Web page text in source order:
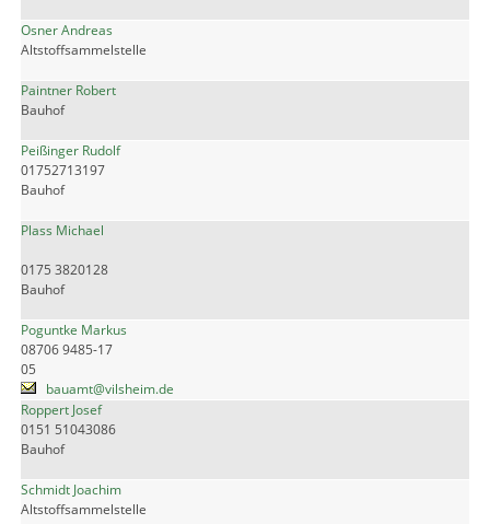
Osner Andreas
Altstoffsammelstelle
Paintner Robert
Bauhof
Peißinger Rudolf
01752713197
Bauhof
Plass Michael
0175 3820128
Bauhof
Poguntke Markus
08706 9485-17
05
bauamt@vilsheim.de
Roppert Josef
0151 51043086
Bauhof
Schmidt Joachim
Altstoffsammelstelle